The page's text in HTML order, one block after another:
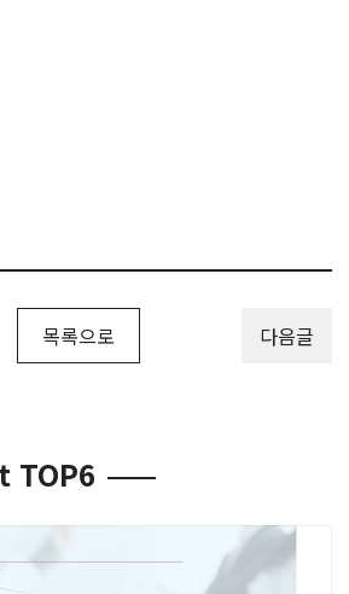
목록으로 다음글
TOP6